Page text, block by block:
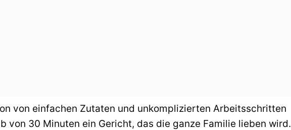
von einfachen Zutaten und unkomplizierten Arbeitsschritten
von 30 Minuten ein Gericht, das die ganze Familie lieben wird.